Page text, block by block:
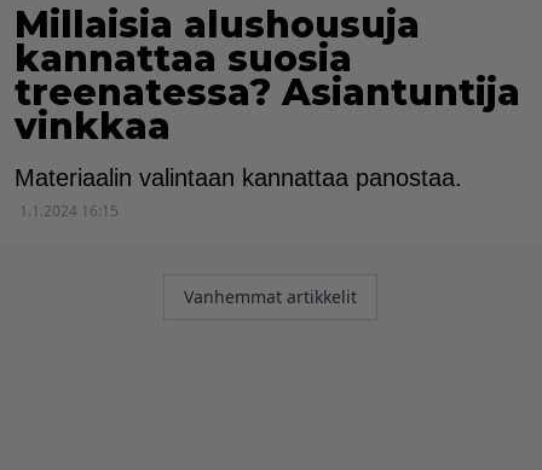
Millaisia alushousuja
kannattaa suosia
treenatessa? Asiantuntija
vinkkaa
Materiaalin valintaan kannattaa panostaa.
1.1.2024 16:15
Artikkelien
Vanhemmat artikkelit